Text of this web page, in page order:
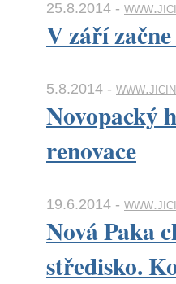
25.8.2014 -
V září
5.8.2014 -
Novopacký
renovace
19.6.2014 -
Nová Paka
středisko.